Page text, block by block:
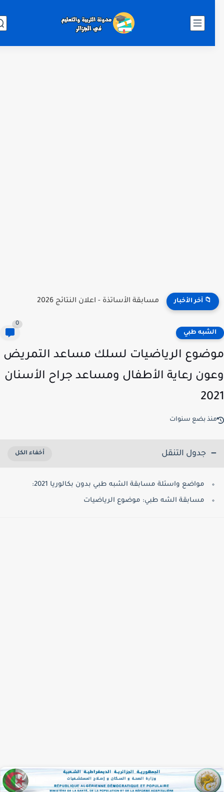
📁 آخر الأخبار
طبي
الرياضيات لسلك مساعد التمريض
رعاية الأطفال ومساعد جراح الأسنان
بضع سنوات
جدول التنقل
مواضع واسئلة مسابقة الشبه طبي بدون بكالوريا 2021:
مسابقة الشه طبي: موضوع الرياضيات